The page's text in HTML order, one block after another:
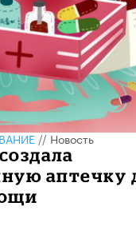
//Новость
аптечку